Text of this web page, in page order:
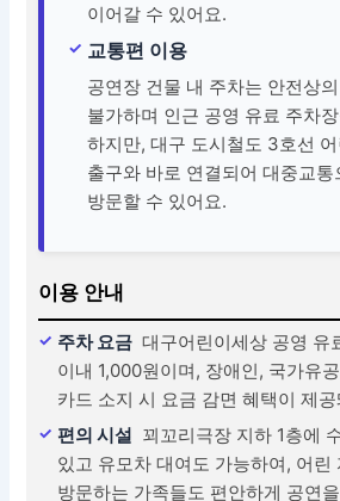
이어갈 수 있어요.
교통편 이용
공연장 건물 내 주차는 안전상
불가하며 인근 공영 유료 주차
하지만, 대구 도시철도 3호선
출구와 바로 연결되어 대중교통
방문할 수 있어요.
이용 안내
주차 요금 대구어린이세상 공영 유
이내 1,000원이며, 장애인, 국가유
카드 소지 시 요금 감면 혜택이 제공
편의 시설 꾀꼬리극장 지하 1층에
있고 유모차 대여도 가능하여, 어린
방문하는 가족들도 편안하게 공연